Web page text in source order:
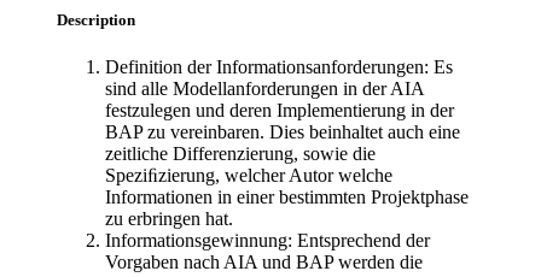
Description
Definition der Informationsanforderungen: Es
sind alle Modellanforderungen in der AIA
festzulegen und deren Implementierung in der
BAP zu vereinbaren. Dies beinhaltet auch eine
zeitliche Differenzierung, sowie die
Speziﬁzierung, welcher Autor welche
Informationen in einer bestimmten Projektphase
zu erbringen hat.
Informationsgewinnung: Entsprechend der
Vorgaben nach AIA und BAP werden die